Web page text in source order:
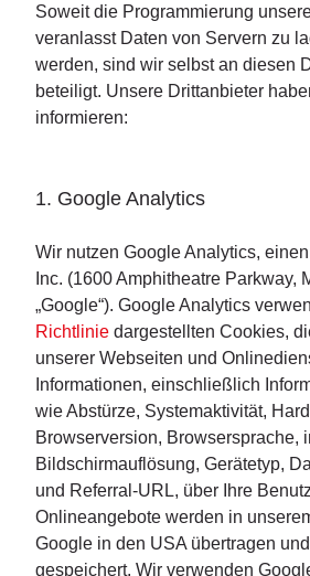
Soweit die Programmierung
veranlasst Daten von Servern zu
werden, sind wir selbst an diesen
beteiligt. Unsere Drittanbieter
informieren:
1. Google Analytics
Wir nutzen Google Analytics,
Inc. (1600 Amphitheatre Parkway,
„Google“). Google Analytics
Richtlinie dargestellten Cookies,
unserer Webseiten und
Informationen, einschließlich
wie Abstürze, Systemaktivität,
Browserversion, Browsersprache,
Bildschirmauflösung, Gerätetyp,
und Referral-URL, über Ihre
Onlineangebote werden in
Google in den USA übertragen
gespeichert. Wir verwenden